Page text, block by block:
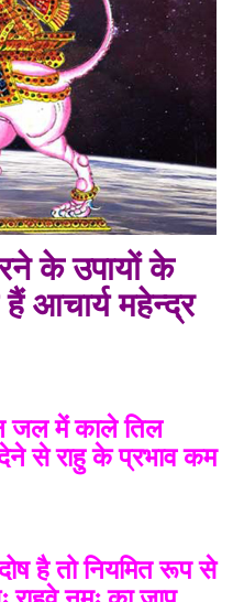
के उपायों के
हैंआचार्य महेन्द्र
जल में काले तिल
से राहु के प्रभाव कम
है तो नियमित रूप से